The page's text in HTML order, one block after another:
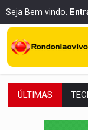
Seja Bem vindo.
ÚLTIMAS